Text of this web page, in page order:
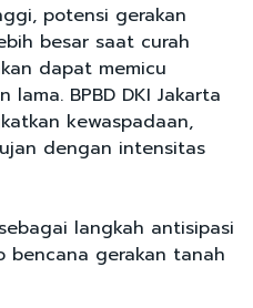
potensi gerakan
besar saat curah
dapat memicu
BPBD DKI Jakarta
kewaspadaan,
dengan intensitas
langkah antisipasi
bencana gerakan tanah